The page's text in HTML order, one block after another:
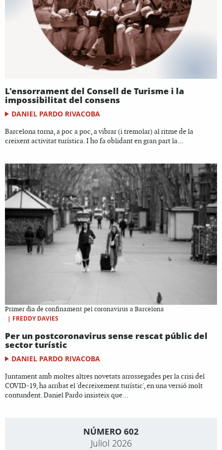
L'ensorrament del Consell de Turisme i la
impossibilitat del consens
DANIEL PARDO RIVACOBA
Barcelona torna, a poc a poc, a vibrar (i tremolar) al ritme de la
creixent activitat turística. I ho fa oblidant en gran part la...
Primer dia de confinament pel coronavirus a Barcelona
| FREDDY DAVIES
Per un postcoronavirus sense rescat públic del
sector turístic
DANIEL PARDO RIVACOBA
Juntament amb moltes altres novetats arrossegades per la crisi del
COVID-19, ha arribat el 'decreixement turístic', en una versió molt
contundent. Daniel Pardo insisteix que...
NÚMERO 602
Juliol 2026